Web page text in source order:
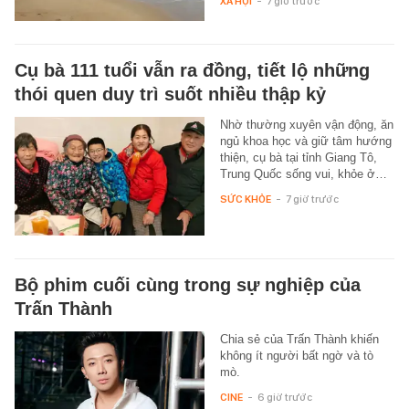
Cụ bà 111 tuổi vẫn ra đồng, tiết lộ những
thói quen duy trì suốt nhiều thập kỷ
Nhờ thường xuyên vận động, ăn
ngủ khoa học và giữ tâm hướng
thiện, cụ bà tại tỉnh Giang Tô,
Trung Quốc sống vui, khỏe ở…
SỨC KHỎE - 7 giờ trước
Bộ phim cuối cùng trong sự nghiệp của
Trấn Thành
Chia sẻ của Trấn Thành khiến
không ít người bất ngờ và tò
mò.
CINE - 6 giờ trước